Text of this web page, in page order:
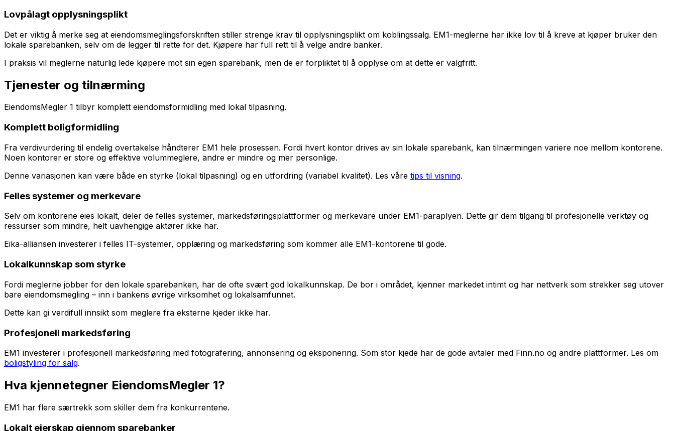
Lovpålagt opplysningsplikt
Det er viktig å merke seg at eiendomsmeglingsforskriften stiller strenge krav til opplysningsplikt om koblingssalg. EM1-meglerne har ikke lov til å kreve at kjøper bruker den
lokale sparebanken, selv om de legger til rette for det. Kjøpere har full rett til å velge andre banker.
I praksis vil meglerne naturlig lede kjøpere mot sin egen sparebank, men de er forpliktet til å opplyse om at dette er valgfritt.
Tjenester og tilnærming
EiendomsMegler 1 tilbyr komplett eiendomsformidling med lokal tilpasning.
Komplett boligformidling
Fra verdivurdering til endelig overtakelse håndterer EM1 hele prosessen. Fordi hvert kontor drives av sin lokale sparebank, kan tilnærmingen variere noe mellom kontorene.
Noen kontorer er store og effektive volummeglere, andre er mindre og mer personlige.
Denne variasjonen kan være både en styrke (lokal tilpasning) og en utfordring (variabel kvalitet). Les våre tips til visning.
Felles systemer og merkevare
Selv om kontorene eies lokalt, deler de felles systemer, markedsføringsplattformer og merkevare under EM1-paraplyen. Dette gir dem tilgang til profesjonelle verktøy og
ressurser som mindre, helt uavhengige aktører ikke har.
Eika-alliansen investerer i felles IT-systemer, opplæring og markedsføring som kommer alle EM1-kontorene til gode.
Lokalkunnskap som styrke
Fordi meglerne jobber for den lokale sparebanken, har de ofte svært god lokalkunnskap. De bor i området, kjenner markedet intimt og har nettverk som strekker seg utover
bare eiendomsmegling – inn i bankens øvrige virksomhet og lokalsamfunnet.
Dette kan gi verdifull innsikt som meglere fra eksterne kjeder ikke har.
Profesjonell markedsføring
EM1 investerer i profesjonell markedsføring med fotografering, annonsering og eksponering. Som stor kjede har de gode avtaler med Finn.no og andre plattformer. Les om
boligstyling for salg.
Hva kjennetegner EiendomsMegler 1?
EM1 har flere særtrekk som skiller dem fra konkurrentene.
Lokalt eierskap gjennom sparebanker